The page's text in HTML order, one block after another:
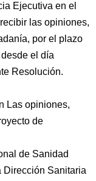
Ejecutiva en el
las opiniones,
por el plazo
el día
Resolución.
Las opiniones,
de
de Sanidad
Dirección Sanitaria